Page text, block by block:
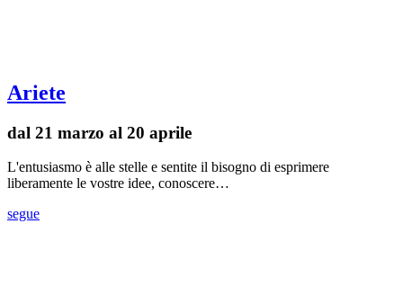
Ariete
dal 21 marzo al 20 aprile
L'entusiasmo è alle stelle e sentite il bisogno di esprimere
liberamente le vostre idee, conoscere…
segue